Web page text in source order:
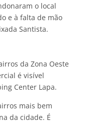
o local
e à falta de mão
Santista.
da Zona Oeste
é visível
Center Lapa.
mais bem
da cidade. É